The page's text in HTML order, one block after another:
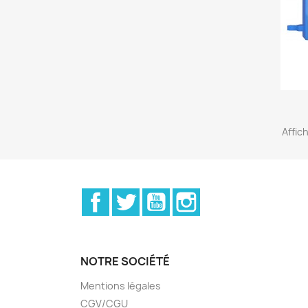
FacebookTwitterYouTube
NOTRE SOCIÉTÉ
Mentions légales
CGV/CGU